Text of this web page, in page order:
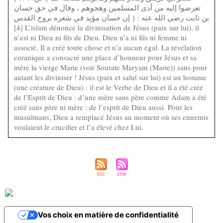
تعرضوا إليه من أذى المسلمين وهجوهم ، وقال في حق حسان
بن ثابت رضي الله عنه : { إن حسان مؤيد في شعره بروح القدس
[4] L’islam dénonce la divinisation de Jésus (paix sur lui), il
n’est ni Dieu ni fils de Dieu. Dieu n’a ni fils ni femme ni
associé, Il a créé toute chose et n’a aucun égal. La révélation
coranique a consacré une place d’honneur pour Jésus et sa
mère la vierge Marie (voir Sourate Maryam (Marie)) sans pour
autant les diviniser ! Jésus (paix et salut sur lui) est un homme
(une créature de Dieu) : il est le Verbe de Dieu et il a été créé
de l’Esprit de Dieu : d’une mère sans père comme Adam a été
créé sans père ni mère : de l’esprit de Dieu aussi. Pour les
musulmans, Dieu a remplacé Jésus au moment où ses ennemis
voulaient le crucifier et l’a élevé chez Lui.
Vos choix en matière de confidentialité